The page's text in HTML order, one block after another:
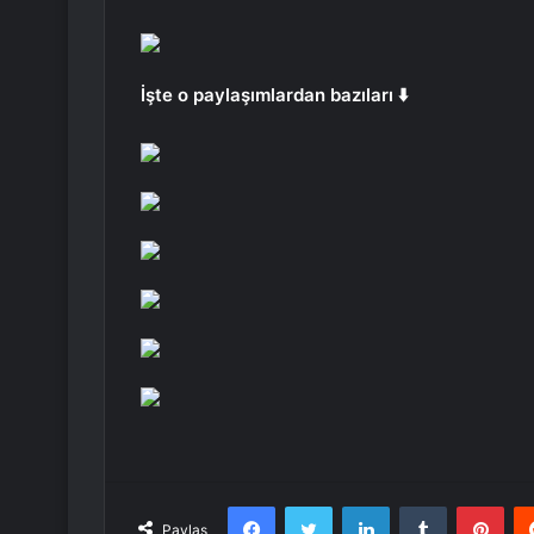
İşte o paylaşımlardan bazıları ⬇️
Paylaş
FacebookTwitter LinkedInTumblr